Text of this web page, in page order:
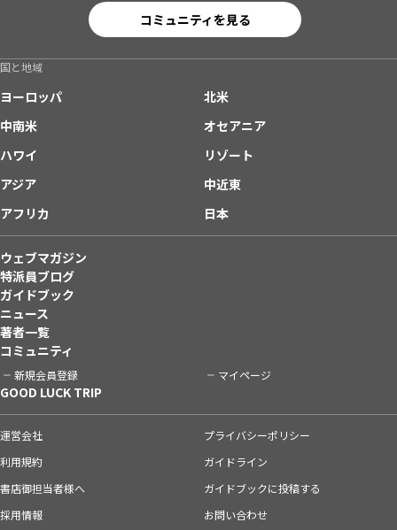
コミュニティを見る
国と地域
ヨーロッパ
北米
中南米
オセアニア
ハワイ
リゾート
アジア
中近東
アフリカ
日本
ウェブマガジン
特派員ブログ
ガイドブック
ニュース
著者一覧
コミュニティ
新規会員登録 マイページ
GOOD LUCK TRIP
運営会社
プライバシーポリシー
利用規約
ガイドライン
書店御担当者様へ
ガイドブックに投稿する
採用情報
お問い合わせ